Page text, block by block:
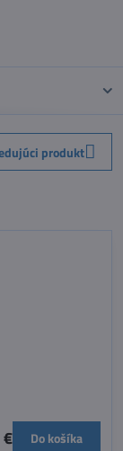
produkt
Do košíka